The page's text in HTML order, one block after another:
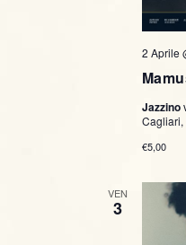
2 Aprile
Jazzino
Cagliari,
€5,00
VEN
3